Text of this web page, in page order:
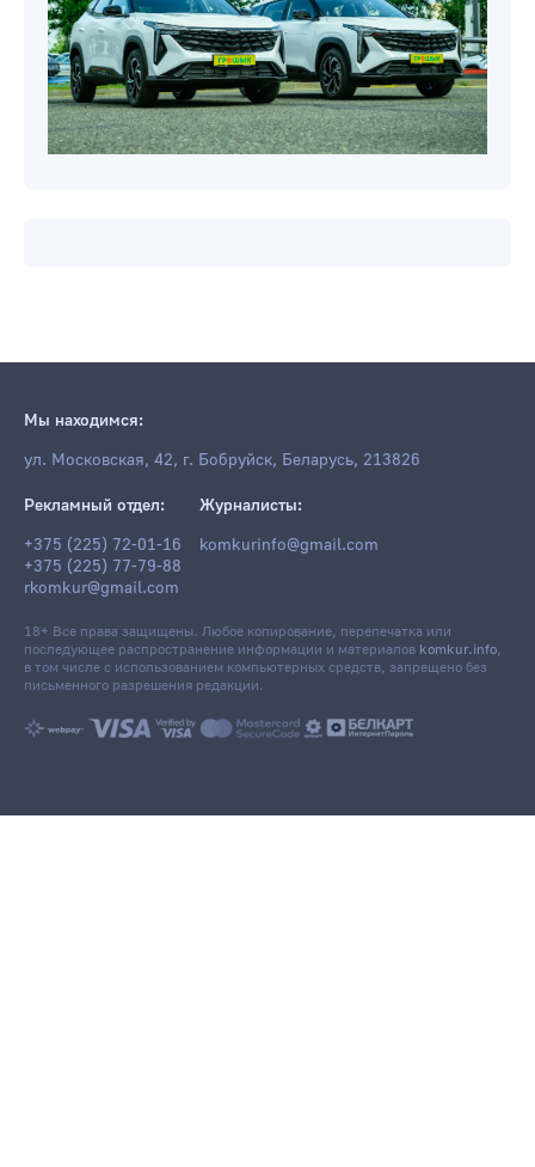
Мы находимся:
ул. Московская, 42, г. Бобруйск, Беларусь, 213826
Рекламный отдел:
+375 (225) 72-01-16
+375 (225) 77-79-88
rkomkur@gmail.com
Журналисты:
komkurinfo@gmail.com
18+ Все права защищены. Любое копирование, перепечатка или
последующее распространение информации и материалов komkur.info,
в том числе с использованием компьютерных средств, запрещено без
письменного разрешения редакции.